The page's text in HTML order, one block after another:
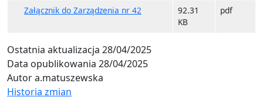
Załącznik do Zarządzenia nr 42
92.31
KB
pdf
Ostatnia aktualizacja 28/04/2025
Data opublikowania 28/04/2025
Autora.matuszewska
Historia zmian